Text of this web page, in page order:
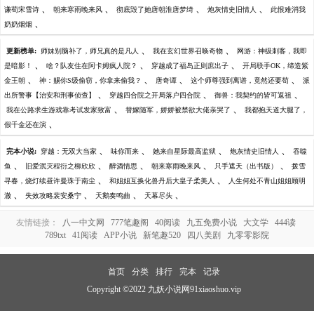
谦荀宋雪诗 、 朝来寒雨晚来风 、 彻底毁了她唐朝淮唐梦绮 、 炮灰情史旧情人 、 此恨难消我
奶奶烟烟 、
更新榜单: 师妹别脑补了，师兄真的是凡人 、 我在玄幻世界召唤奇物 、 网游：神级刺客，我即
是暗影！ 、 啥？队友住在阿卡姆疯人院？ 、 穿越成了福岛正则庶出子 、 开局联手OK，缔造紫
金王朝 、 神：赐你S级偷窃，你拿来偷我？ 、 唐奇谭 、 这个师尊强到离谱，竟然还要苟 、 派
出所警事【治安和刑事侦查】 、 穿越四合院之开局落户四合院 、 御兽：我契约的皆可返祖 、
我在公路求生游戏靠考试发家致富 、 替嫁随军，娇娇被禁欲大佬亲哭了 、 我都抱天道大腿了，
假千金还在演 、
完本小说: 穿越：无双大当家 、 味你而来 、 她来自星际最高监狱 、 炮灰情史旧情人 、 吞噬
鱼 、 旧爱泯灭程衍之柳欣欣 、 醉酒情思 、 朝来寒雨晚来风 、 只手遮天（出书版） 、 拨雪
寻春，烧灯续昼许曼珠于南尘 、 和姐姐互换化兽丹后大皇子柔美人 、 人生何处不青山姐姐顾明
澈 、 失效攻略裴安桑宁 、 天鹅奏鸣曲 、 天幕尽头 、
友情链接： 八一中文网 777笔趣阁 40阅读 九五免费小说 大文学
444读
789txt
41阅读 APP小说 新笔趣520 四八美剧 九零零影院
首页 分类 排行 完本
记录
Copyright ©2022 九妖小说网91xiaoshuo.vip